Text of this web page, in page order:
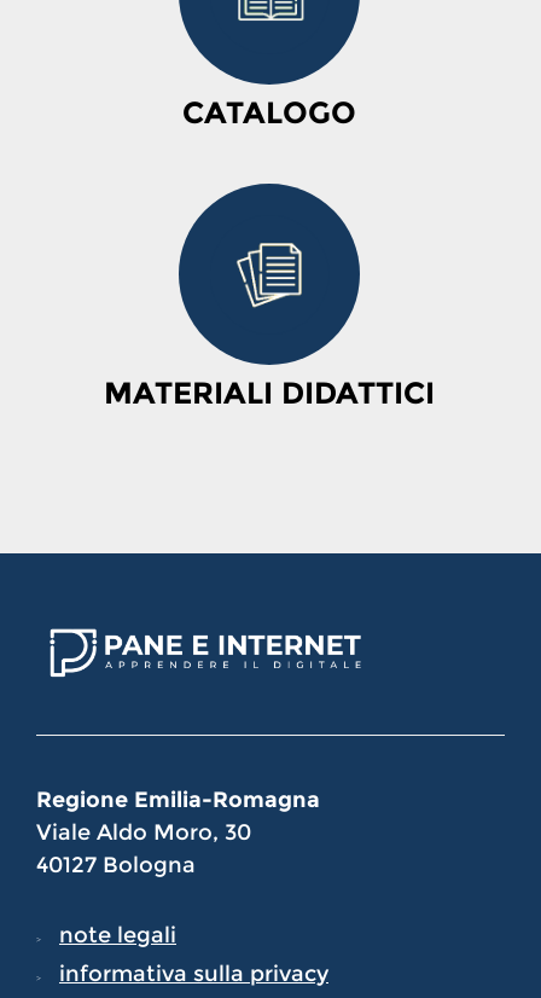
CATALOGO
MATERIALI DIDATTICI
Regione Emilia-Romagna
Viale Aldo Moro, 30
40127 Bologna
note legali
informativa sulla privacy